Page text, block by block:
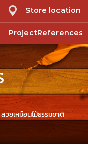
Store location
ProjectReferences
วยเหมือนไม้ธรรมชาติ